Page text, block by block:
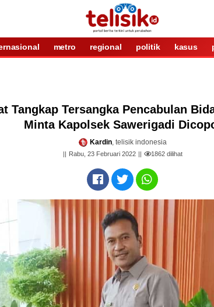
metro regional politik kasus
Tangkap Tersangka Pencabulan
Minta Kapolsek Sawerigadi
Kardin, telisik indonesia
Rabu, 23 Februari 2022 1862dilihat